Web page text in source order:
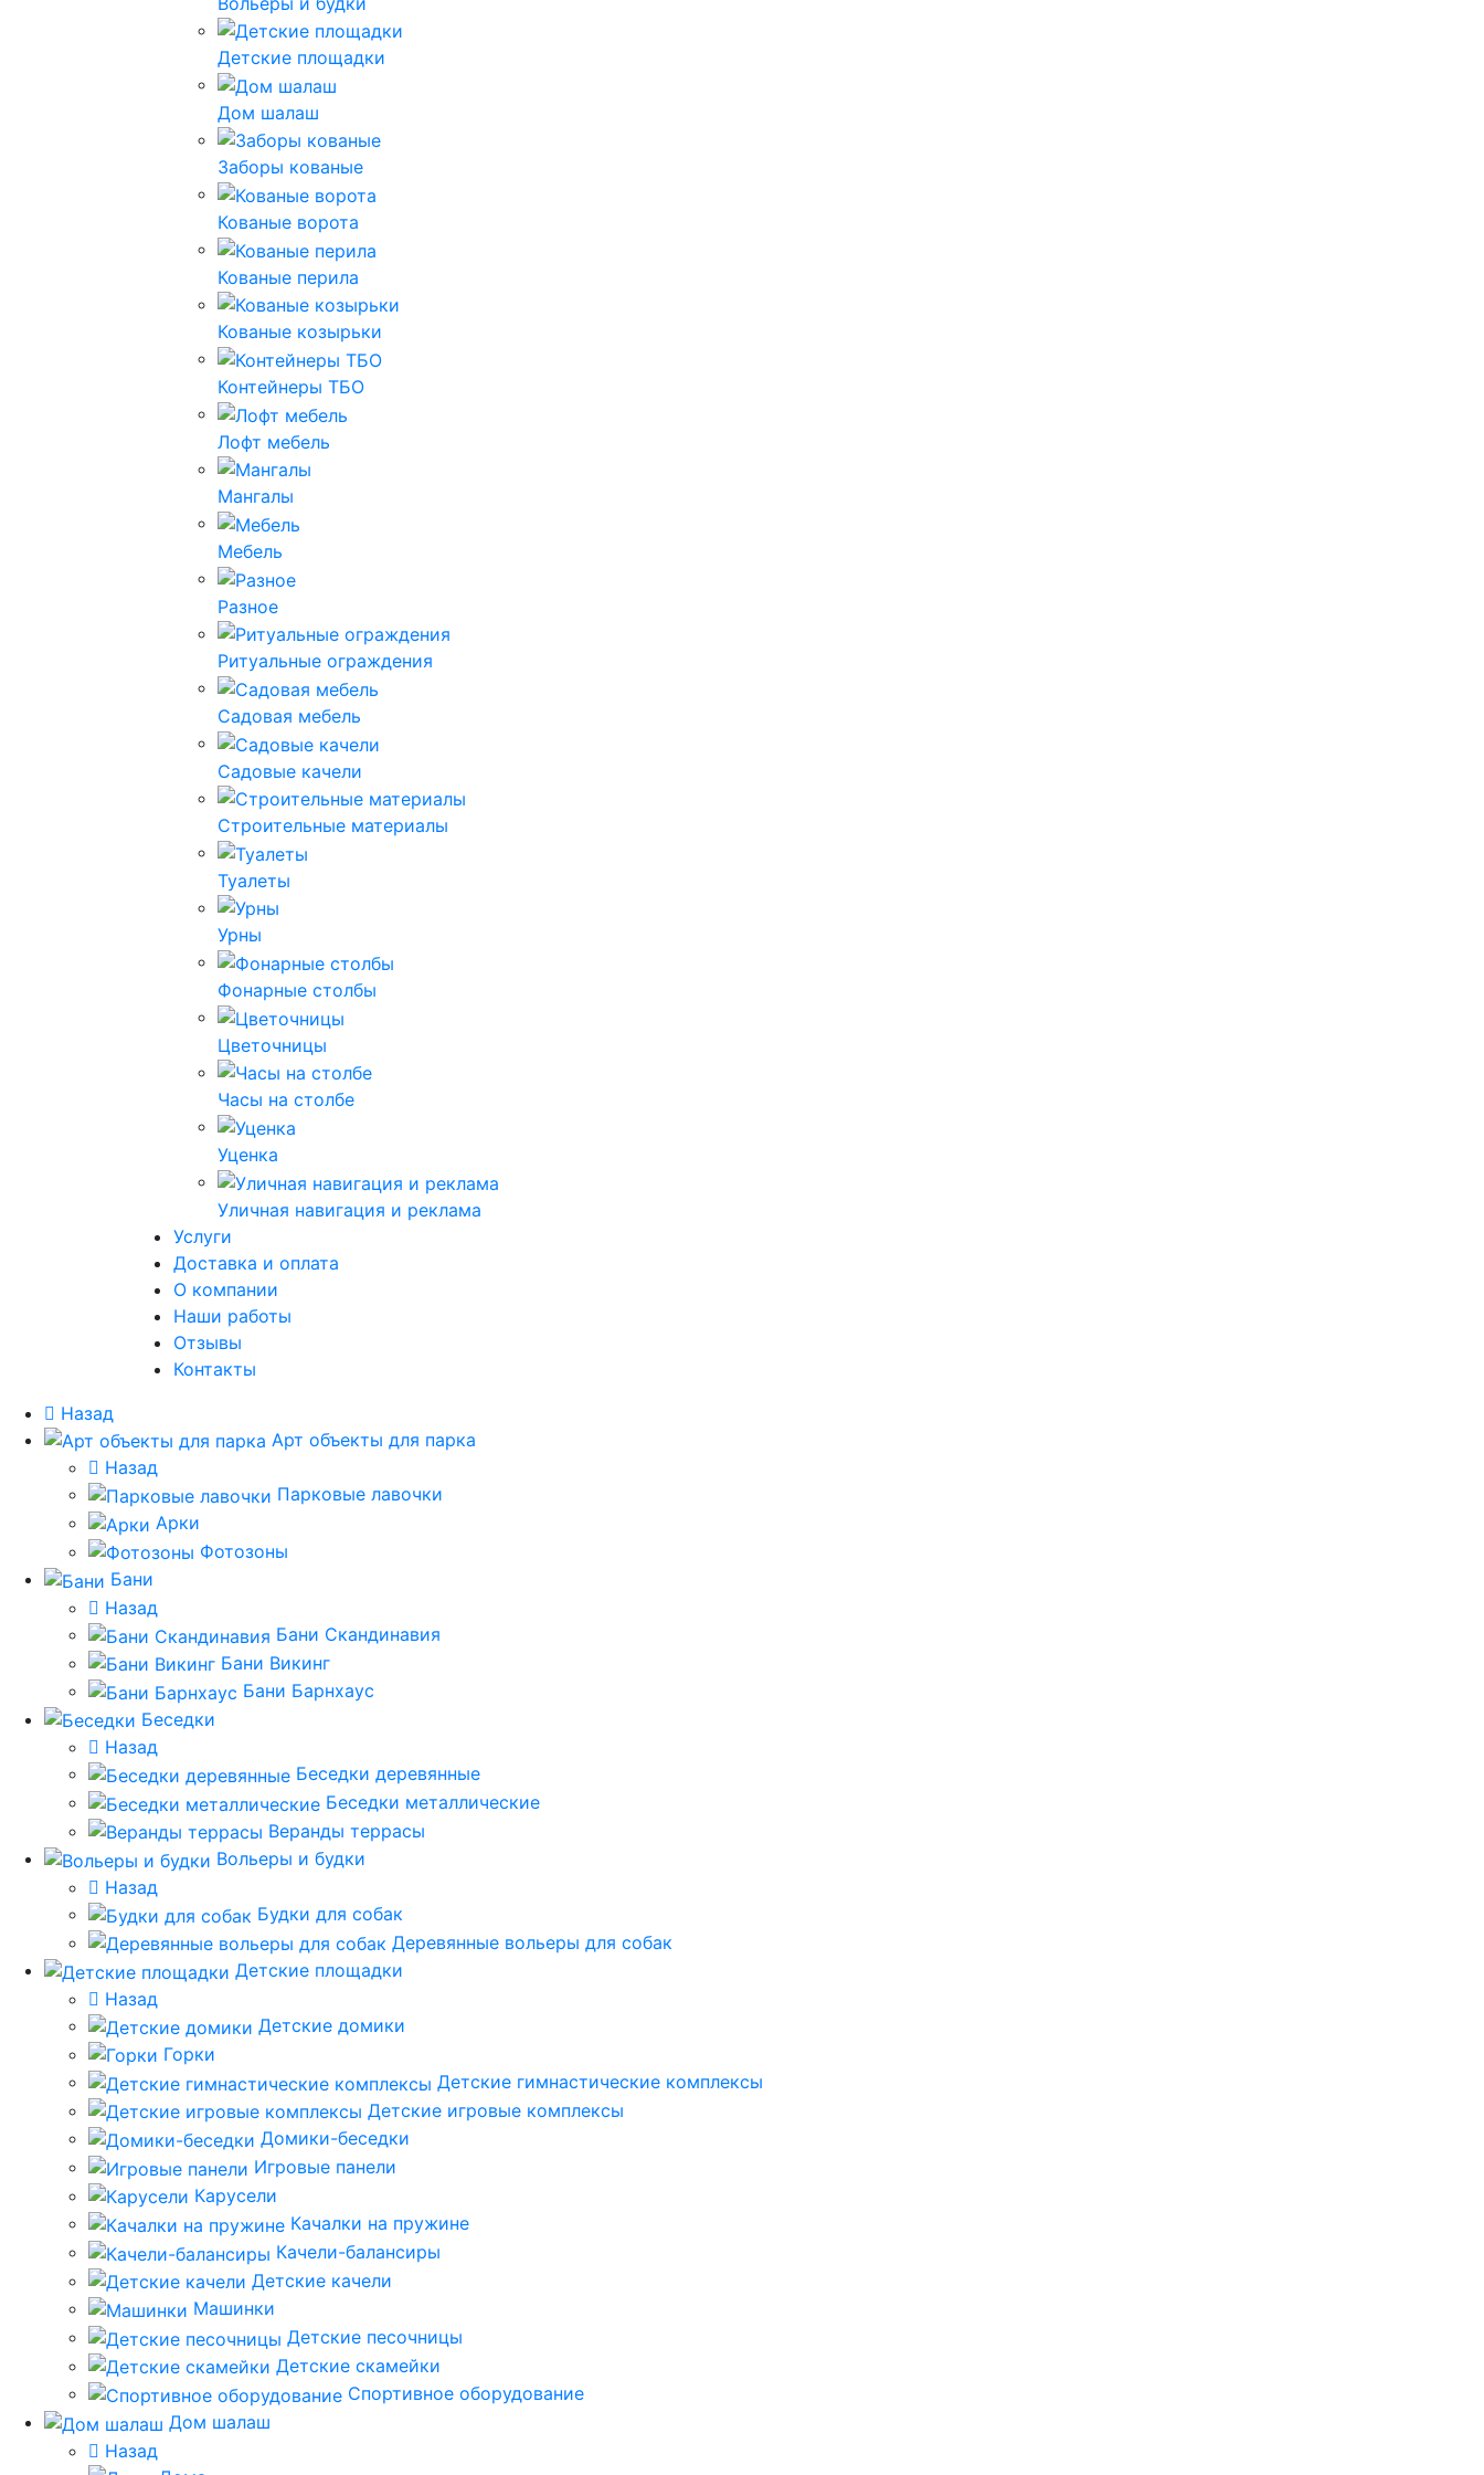
Детские площадки
Дом шалаш
Заборы кованые
Кованые ворота
Кованые перила
Кованые козырьки
Контейнеры ТБО
Лофт мебель
Мангалы
Мебель
Разное
Ритуальные ограждения
Садовая мебель
Садовые качели
Строительные материалы
Туалеты
Урны
Фонарные столбы
Цветочницы
Часы на столбе
Уценка
Уличная навигация и реклама
Услуги
Доставка и оплата
О компании
Наши работы
Отзывы
Контакты
Назад
Арт объекты для парка
Назад
Парковые лавочки
Арки
Фотозоны
Бани
Назад
Бани Скандинавия
Бани Викинг
Бани Барнхаус
Беседки
Назад
Беседки деревянные
Беседки металлические
Веранды террасы
Вольеры и будки
Назад
Будки для собак
Деревянные вольеры для собак
Детские площадки
Назад
Детские домики
Горки
Детские гимнастические комплексы
Детские игровые комплексы
Домики-беседки
Игровые панели
Карусели
Качалки на пружине
Качели-балансиры
Детские качели
Машинки
Детские песочницы
Детские скамейки
Спортивное оборудование
Дом шалаш
Назад